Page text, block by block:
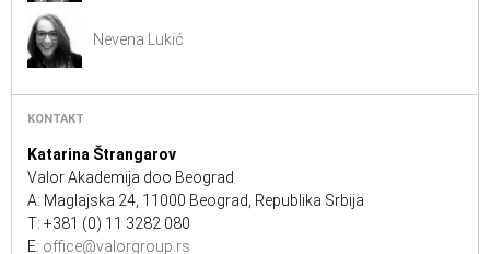
Nevena Lukić
KONTAKT
Katarina Štrangarov
Valor Akademija doo Beograd
A: Maglajska 24, 11000 Beograd, Republika Srbija
T: +381 (0) 11 3282 080
E: office@valorgroup.rs